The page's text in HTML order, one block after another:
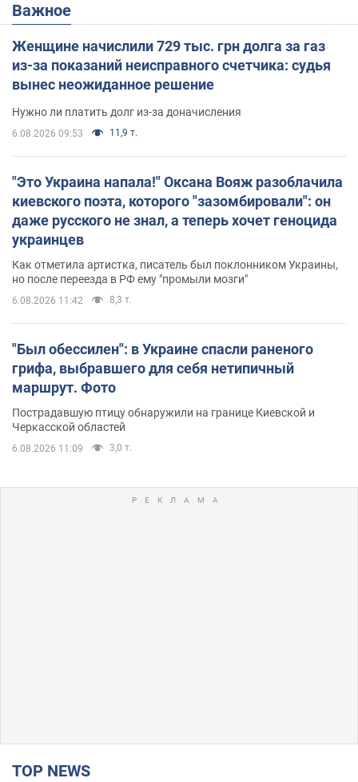
Важное
Женщине начислили 729 тыс. грн долга за газ
из-за показаний неисправного счетчика: судья
вынес неожиданное решение
Нужно ли платить долг из-за доначисления
6.08.2026 09:53 11,9 т.
"Это Украина напала!" Оксана Вояж разоблачила
киевского поэта, которого "зазомбировали": он
даже русского не знал, а теперь хочет геноцида
украинцев
Как отметила артистка, писатель был поклонником Украины,
но после переезда в РФ ему "промыли мозги"
6.08.2026 11:42 8,3 т.
"Был обессилен": в Украине спасли раненого
грифа, выбравшего для себя нетипичный
маршрут. Фото
Пострадавшую птицу обнаружили на границе Киевской и
Черкасской областей
6.08.2026 11:09 3,0 т.
TOP NEWS